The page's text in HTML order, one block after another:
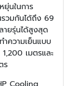
นในการ
วมกันได้ถึง 69
ายรุ่นได้สูงสุด
ำความเย็นแบบ
เมตรและ
ร